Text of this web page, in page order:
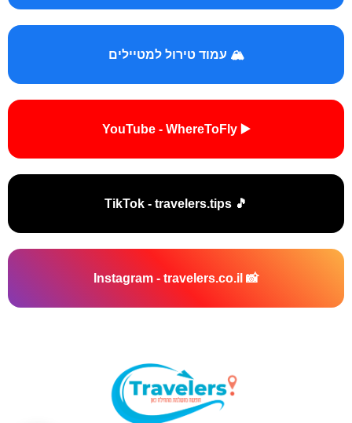
🏔️ עמוד טירול למטיילים
▶️ YouTube - WhereToFly
🎵 TikTok - travelers.tips
📸 Instagram - travelers.co.il